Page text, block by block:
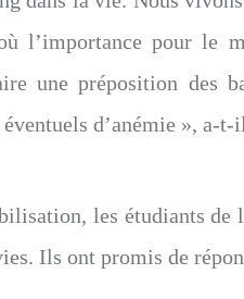
l’importance pour le
une préposition des
d’anémie », a-
les étudiants de
Ils ont promis de